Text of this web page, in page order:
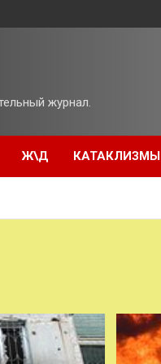
журнал.
Ж\Д КАТАКЛИЗМЫ